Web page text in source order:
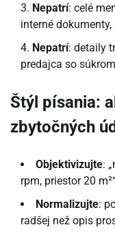
Nepatrí: celé
interné
Nepatrí: detaily
predajca so
Štýl písania:
zbytočných
Objektivizujte:
rpm, priestor 20
Normalizujte:
radšej než opis